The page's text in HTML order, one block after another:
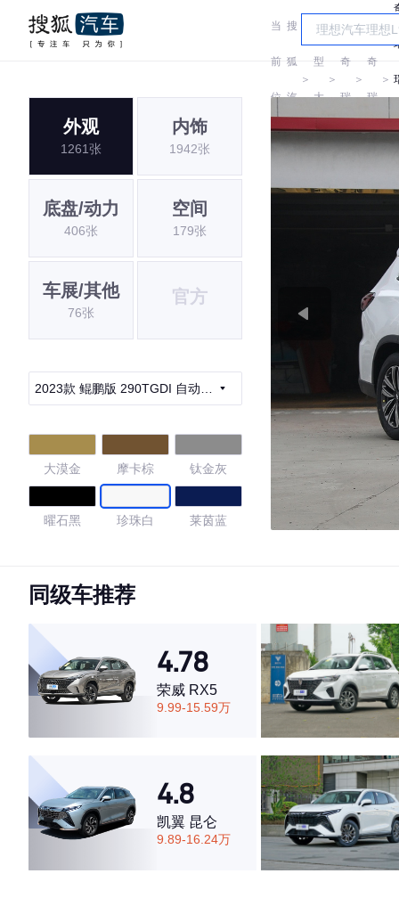
当
前
位
置:
搜
狐
汽
车
＞
车
型
大
全
＞
奇
瑞
＞
奇
瑞
＞
8
外观
1261张
内饰
1942张
底盘/动力
406张
空间
179张
车展/其他
76张
官方
2023款 鲲鹏版 290TGDI 自动卓
大漠金 摩卡棕 钛金灰
曜石黑 珍珠白 莱茵蓝
4.74
·外观表现一般，低于54%同级车
·空间表现较为优秀，优于75%同级车
同级车推荐
4.78
荣威 RX5
9.99-15.59万
4.8
凯翼 昆仑
9.89-16.24万